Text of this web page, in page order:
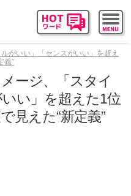
がいい」「センスがいい」を超え
義”
ージ、「スタイ
い」を超えた1位
見えた“新定義”